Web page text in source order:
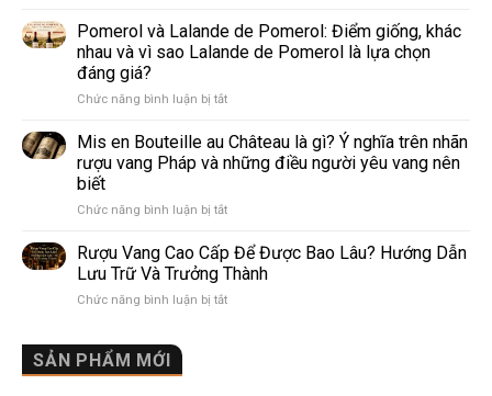
vang
phổ
thế
Và
Sparkling
Wine
Nhau
Thế
Nào?
So
Dễ
Hiểu
Người
Pomerol và Lalande de Pomerol: Điểm giống, khác
nhau và vì sao Lalande de Pomerol là lựa chọn
đáng giá?
Chức năng bình luận bị tắtở
và
Lalande
de
Điểm
khác
nhau
vì
Mis en Bouteille au Château là gì? Ý nghĩa trên nhãn
rượu vang Pháp và những điều người yêu vang nên
biết
Chức năng bình luận bị tắtở
en
Bouteille
au
Château
Rượu Vang Cao Cấp Để Được Bao Lâu? Hướng Dẫn
Lưu Trữ Và Trưởng Thành
Chức năng bình luận bị tắtở
SẢN PHẨM MỚI